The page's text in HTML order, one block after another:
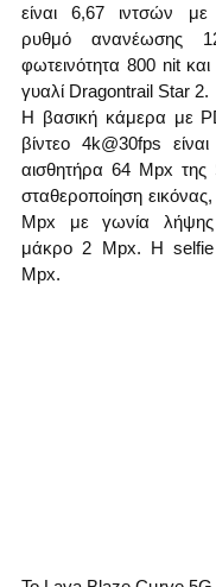
είναι 6,67 ιντσών
ρυθμό ανανέωσης
φωτεινότητα 800 nit
γυαλί Dragontrail Star 2.
Η βασική κάμερα με
βίντεο 4k@30fps
αισθητήρα 64 Mpx
σταθεροποίηση
Mpx με γωνία λήψης
μάκρο 2 Mpx. Η selfie
Mpx.